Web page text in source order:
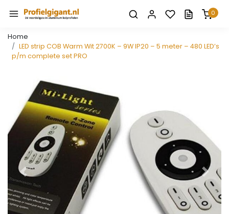
0
Home
LED strip COB Warm Wit 2700K – 9W IP20 – 5 meter – 480 LED’s
p/m complete set PRO
Vorige